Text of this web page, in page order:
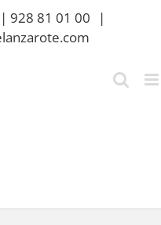
928 81 01 00
|